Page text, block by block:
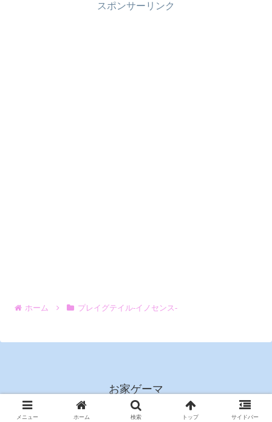
スポンサーリンク
ホーム プレイグテイル‐イノセンス‐
お家ゲーマ
© 2019 お家ゲーマ.
メニュー ホーム 検索 トップ サイドバー